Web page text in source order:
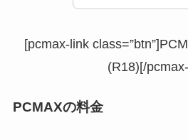
[pcmax-link
(R18)[/
PCMAXの料金